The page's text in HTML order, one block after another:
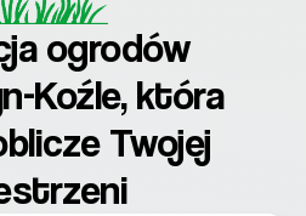
ogrodów
Koźle, która
Twojej